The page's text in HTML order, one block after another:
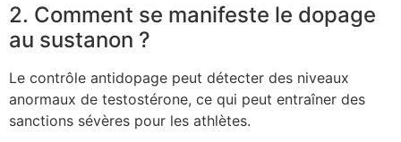
2. Comment se manifeste le dopage
au sustanon ?
Le contrôle antidopage peut détecter des niveaux
anormaux de testostérone, ce qui peut entraîner des
sanctions sévères pour les athlètes.